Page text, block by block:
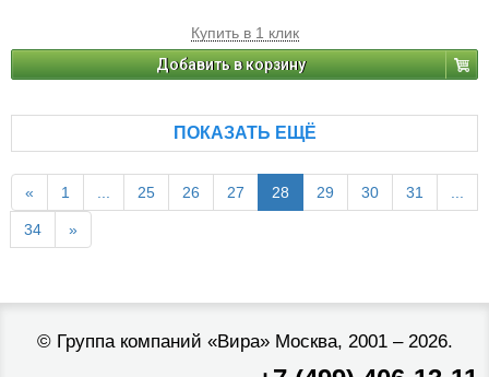
Купить в 1 клик
Добавить в корзину
ПОКАЗАТЬ ЕЩЁ
« 1 ... 25 26 27 28 29 30 31 ...
34 »
© Группа компаний «Вира»Москва, 2001 – 2026.